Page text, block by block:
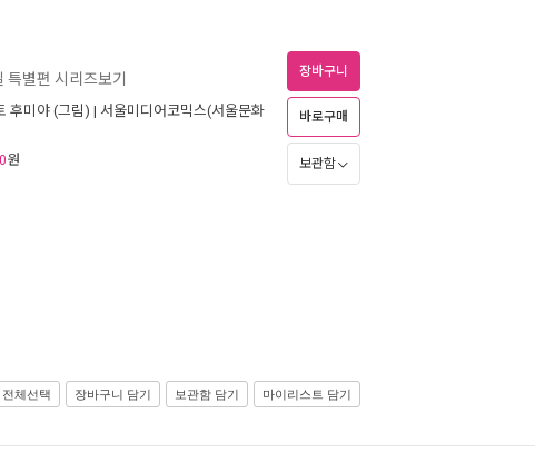
특별편 시리즈보기
후미야(그림) | 서울미디어코믹스(서울문화
원
장바구니
바로구매
보관함
전체선택 장바구니 담기 보관함 담기 마이리스트 담기